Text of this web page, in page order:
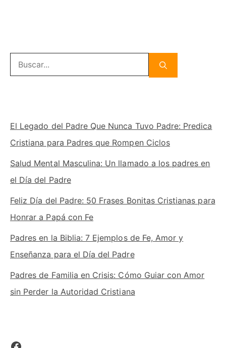
Buscar:
El Legado del Padre Que Nunca Tuvo Padre: Predica
Cristiana para Padres que Rompen Ciclos
Salud Mental Masculina: Un llamado a los padres en
el Día del Padre
Feliz Día del Padre: 50 Frases Bonitas Cristianas para
Honrar a Papá con Fe
Padres en la Biblia: 7 Ejemplos de Fe, Amor y
Enseñanza para el Día del Padre
Padres de Familia en Crisis: Cómo Guiar con Amor
sin Perder la Autoridad Cristiana